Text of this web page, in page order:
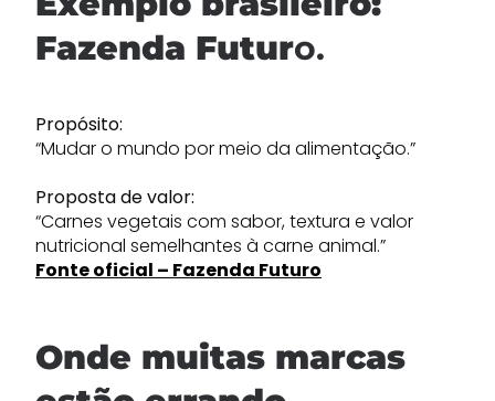
Fazenda Futuro.
Propósito:
“Mudar o mundo por meio da alimentação.”
Proposta de valor:
“Carnes vegetais com sabor, textura e valor
nutricional semelhantes à carne animal.”
Fonte oficial – Fazenda Futuro
Onde muitas marcas